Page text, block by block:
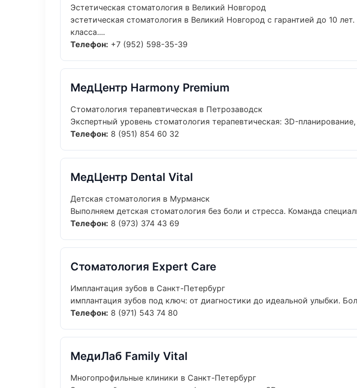
Эстетическая стоматология в Великий Новгород
эстетическая стоматология в Великий Новгород с гарантией до 10
класса....
Телефон: +7 (952) 598-35-39
МедЦентр Harmony Premium
Стоматология терапевтическая в Петрозаводск
Экспертный уровень стоматология терапевтическая: 3D-
Телефон: 8 (951) 854 60 32
МедЦентр Dental Vital
Детская стоматология в Мурманск
Выполняем детская стоматология без боли и стресса. Команда
Телефон: 8 (973) 374 43 69
Стоматология Expert Care
Имплантация зубов в Санкт-Петербург
имплантация зубов под ключ: от диагностики до идеальной улыбки.
Телефон: 8 (971) 543 74 80
МедиЛаб Family Vital
Многопрофильные клиники в Санкт-Петербург